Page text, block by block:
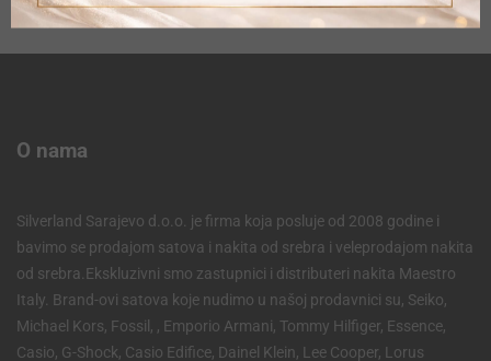
O nama
Silverland Sarajevo d.o.o. je firma koja posluje od 2008 godine i
bavimo se prodajom satova i nakita od srebra i veleprodajom nakita
od srebra.Ekskluzivni smo zastupnici i distributeri nakita Maestro
Italy. Brand-ovi satova koje nudimo u našoj prodavnici su, Seiko,
Michael Kors, Fossil, , Emporio Armani, Tommy Hilfiger, Essence,
Casio, G-Shock, Casio Edifice, Dainel Klein, Lee Cooper, Lorus